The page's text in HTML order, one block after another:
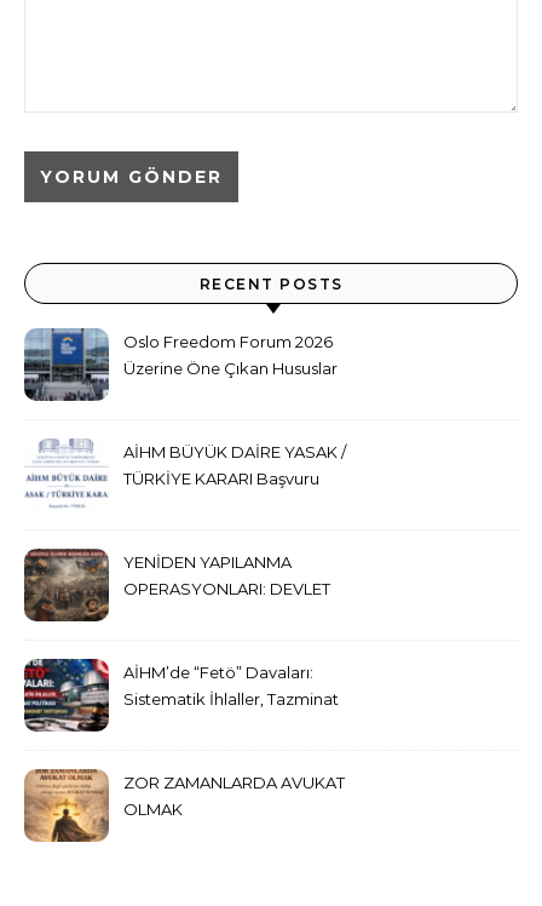
RECENT POSTS
Oslo Freedom Forum 2026
Üzerine Öne Çıkan Hususlar
AİHM BÜYÜK DAİRE YASAK /
TÜRKİYE KARARI Başvuru
YENİDEN YAPILANMA
OPERASYONLARI: DEVLET
AİHM’de “Fetö” Davaları:
Sistematik İhlaller, Tazminat
ZOR ZAMANLARDA AVUKAT
OLMAK